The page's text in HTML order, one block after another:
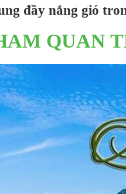
đầy nắng gió
QUAN